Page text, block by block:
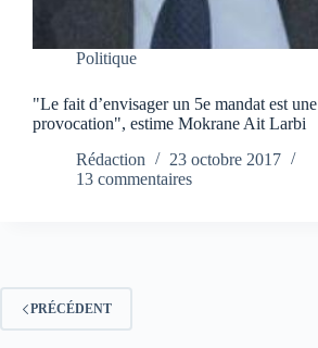
Politique
"Le fait d’envisager un 5e mandat est une
provocation", estime Mokrane Ait Larbi
Rédaction
23 octobre 2017
13 commentaires
PRÉCÉDENT